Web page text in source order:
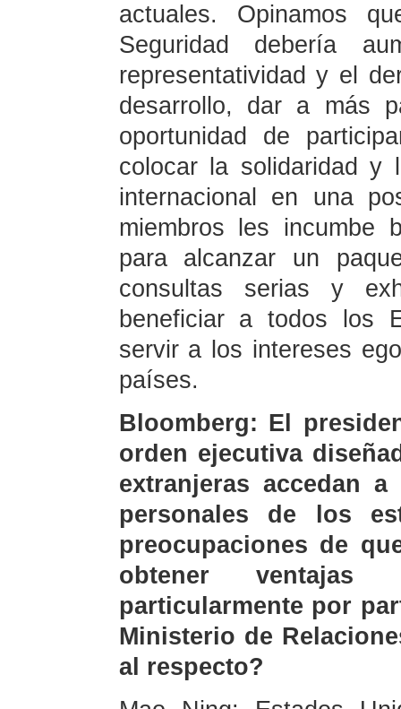
actuales. Opinamos
Seguridad debería
representatividad y el
desarrollo, dar a más
oportunidad de
colocar la solidaridad y
internacional en una
miembros les incumbe
para alcanzar un
consultas serias y
beneficiar a todos los
servir a los intereses
países.
Bloomberg: El
orden ejecutiva
extranjeras accedan
personales de los
preocupaciones de
obtener ventajas
particularmente por
Ministerio de
al respecto?